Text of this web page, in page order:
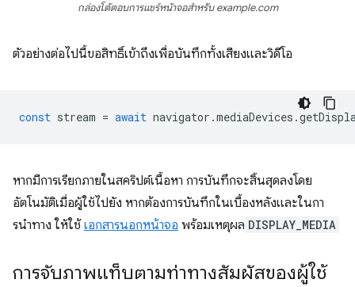
กล่องโต้ตอบการแชร์หน้าจอสำหรับ example.com
ตัวอย่างต่อไปนี้ขอสิทธิ์เข้าถึงเพื่อบันทึกทั้งเสียงและวิดีโอ
const stream = await navigator .mediaDevices .
หากมีการเรียกภายในสคริปต์เนื้อหา การบันทึกจะสิ้นสุดลงโดย
อัตโนมัติเมื่อผู้ใช้ไปยัง หากต้องการบันทึกในเบื้องหลังและในกา
รนําทาง ให้ใช้เอกสารนอกหน้าจอ พร้อมเหตุผล DISPLAY_MEDIA
การจับภาพแท็บตามท่าทางสัมผัสของผู้ใช้